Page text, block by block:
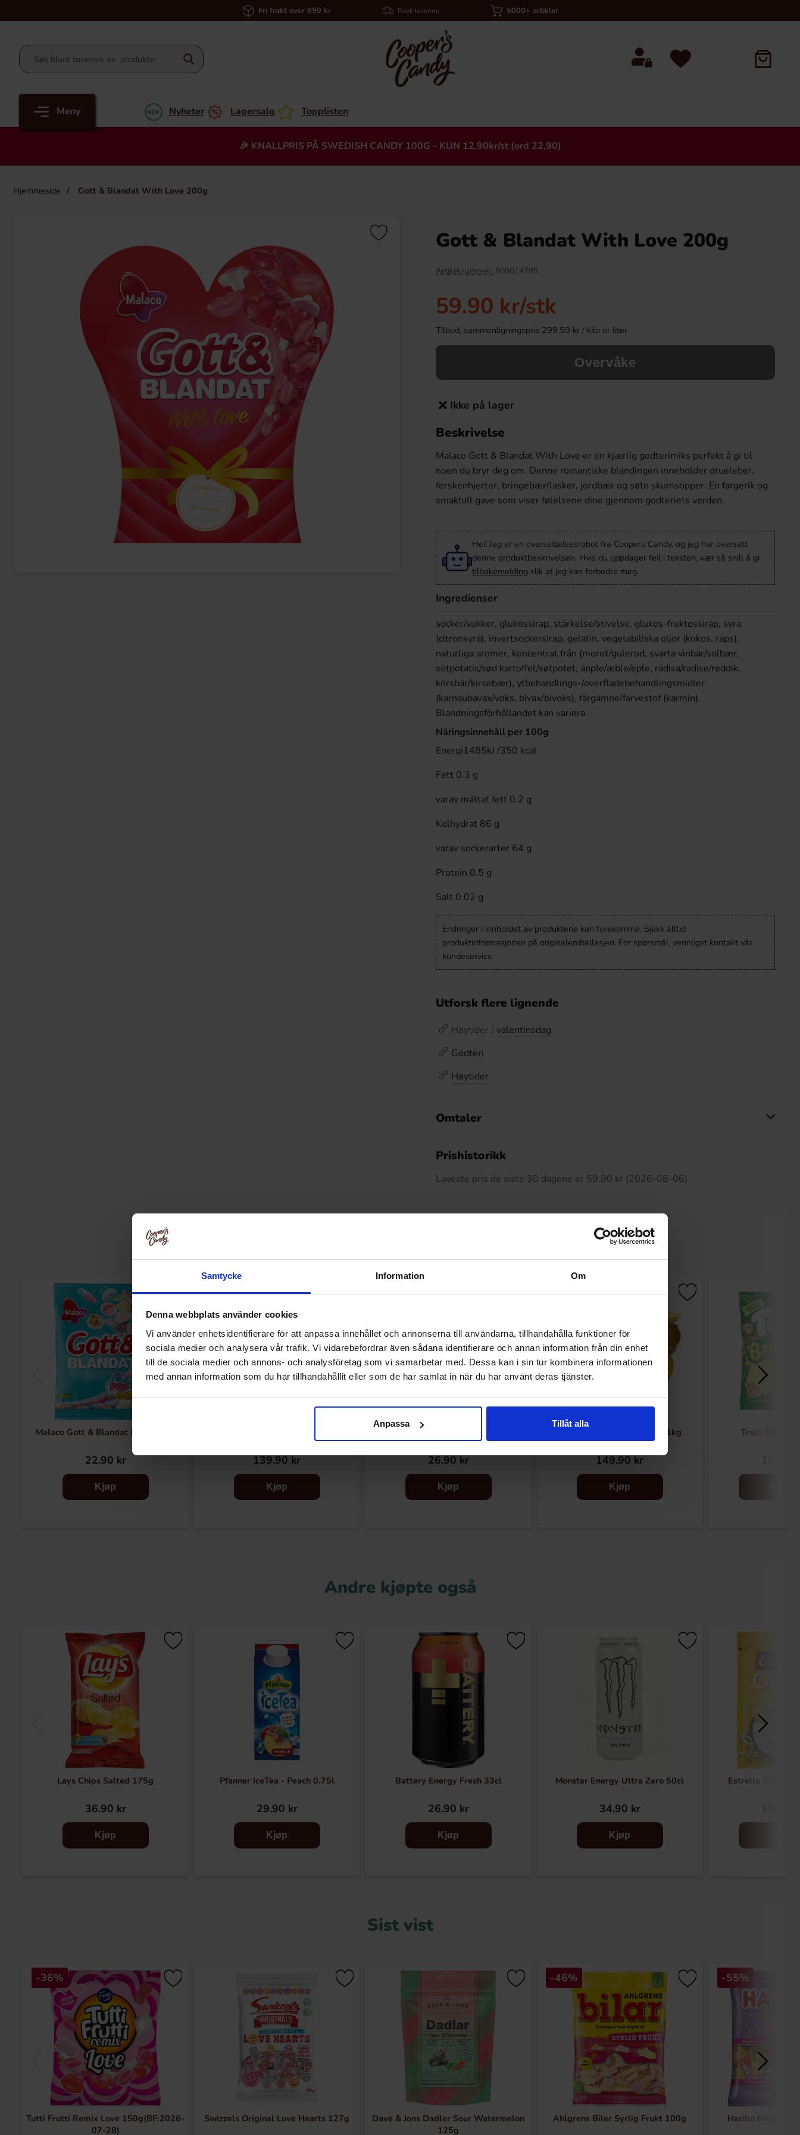
Samtycke Information Om
Denna webbplats använder cookies
Vi använder enhetsidentifierare för att anpassa innehållet och annonserna till användarna, tillhandahålla funktioner för
sociala medier och analysera vår trafik. Vi vidarebefordrar även sådana identifierare och annan information från din enhet
till de sociala medier och annons- och analysföretag som vi samarbetar med. Dessa kan i sin tur kombinera informationen
med annan information som du har tillhandahållit eller som de har samlat in när du har använt deras tjänster.
Anpassa Tillåt alla
Fri frakt over 899 kr Rask levering 5000+ artikler
Meny Nyheter Lagersalg Topplisten
🎉 KNALLPRIS PÅ SWEDISH CANDY 100G - KUN 12,90kr/st (ord 22,90)
Hjemmeside Gott & Blandat With Love 200g
Heading
Cloetta Mjölkchoklad utan tillsatt socker
42.90 kr
Coca-Cola Original 33cl
22.90 kr
Köp
Nic Topping - Choklad 0.9L
249.90 kr 46.90 kr
Köp Köp
Gott & Blandat With Love 200g
Artikelnummer: 800014785
59.90 kr/stk
Tilbud, sammenligningspris 299.50 kr / kilo or liter
Overvåke
Ikke på lager
Beskrivelse
Malaco Gott & Blandat With Love er en kjærlig godterimiks perfekt å gi til
noen du bryr deg om. Denne romantiske blandingen inneholder drueleber,
ferskenhjerter, bringebærflasker, jordbær og søte skumsopper. En fargerik og
smakfull gave som viser følelsene dine gjennom godteriets verden.
Hei! Jeg er en oversettelsesrobot fra Coopers Candy, og jeg har oversatt
denne produktbeskrivelsen. Hvis du oppdager feil i teksten, vær så snill å gi
tilbakemelding slik at jeg kan forbedre meg.
Ingredienser
socker/sukker, glukossirap, stärkelse/stivelse, glukos-fruktossirap, syra
(citronsyra), invertsockersirap, gelatin, vegetabiliska oljor (kokos, raps),
naturliga aromer, koncentrat från (morot/gulerod, svarta vinbär/solbær,
sötpotatis/sød kartoffel/søtpotet, äpple/æble/eple, rädisa/radise/reddik,
körsbär/kirsebær), ytbehandlings-/overfladebehandlingsmidler
(karnaubavax/voks, bivax/bivoks), färgämne/farvestof (karmin).
Blandningsförhållandet kan variera.
Näringsinnehåll per 100g
Energi1485kJ /350 kcal
Fett 0.3 g
varav mättat fett 0.2 g
Kolhydrat 86 g
varav sockerarter 64 g
Protein 0.5 g
Salt 0.02 g
Endringer i innholdet av produktene kan forekomme. Sjekk alltid
produktinformasjonen på originalemballasjen. For spørsmål, vennligst kontakt vår
kundeservice.
Utforsk flere lignende
Høytider / valentinsdag
Godteri
Høytider
Omtaler
Prishistorikk
Laveste pris de siste 30 dagene er 59.90 kr (2026-08-06)
Malaco Gott & Blandat Fizzy 130g
22.90 kr
Kjøp
139.90 kr
Kjøp
Malaco Gott & Blandat 160g
26.90 kr
Kjøp
Pedro Monkeys & Bananas 1kg
149.90 kr
Kjøp
Trolli
Andre kjøpte også
Lays Chips Salted 175g
36.90 kr
Kjøp
Pfanner IceTea - Peach 0.75l
29.90 kr
Kjøp
Battery Energy Fresh 33cl
26.90 kr
Kjøp
Monster Energy Ultra Zero 50cl
34.90 kr
Kjøp
Estrella Dipmix
Sist vist
-36%
Tutti Frutti Remix Love 150g(BF:2026-
07-28)
Swizzels Original Love Hearts 127g
Dave & Jons Dadler Sour Watermelon
125g
-46%
Ahlgrens Biler Syrlig Frukt 100g
-55%
Haribo Happy